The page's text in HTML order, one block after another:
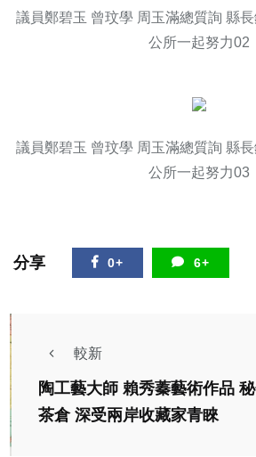
議員鄭碧玉 曾玟學 周玉滿總質詢 縣
公所一起努力02
議員鄭碧玉 曾玟學 周玉滿總質詢 縣
公所一起努力03
分享 0+ 6+
較新
陶工藝大師 賴秀蓁藝術作品
茶倉 深受兩岸收藏家青睞